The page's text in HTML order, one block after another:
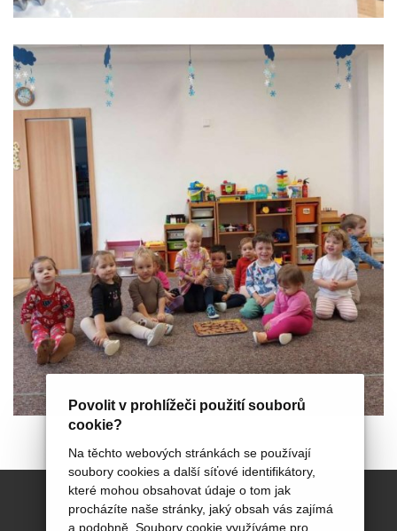
Povolit v prohlížeči použití souborů
cookie?
Na těchto webových stránkách se používají
soubory cookies a další síťové identifikátory,
které mohou obsahovat údaje o tom jak
procházíte naše stránky, jaký obsah vás zajímá
a podobně. Soubory cookie využíváme pro